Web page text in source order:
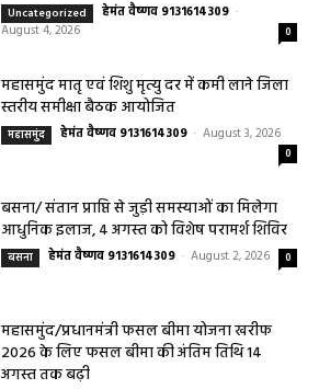
Uncategorized हेमंत वैष्णव 9131614309 -
August 4, 2026
0
महासमुंद मातृ एवं शिशु मृत्यु दर में कमी लाने जिला
स्तरीय समीक्षा बैठक आयोजित
महासमुंद हेमंत वैष्णव 9131614309 - August 3, 2026
0
बसना/ संतान प्राप्ति से जुड़ी समस्याओं का मिलेगा
आधुनिक इलाज, 4 अगस्त को विशेष परामर्श शिविर
बसना हेमंत वैष्णव 9131614309 - August 2, 2026 0
महासमुंद/प्रधानमंत्री फसल बीमा योजना खरीफ
2026 के लिए फसल बीमा की अंतिम तिथि 14
अगस्त तक बढ़ी